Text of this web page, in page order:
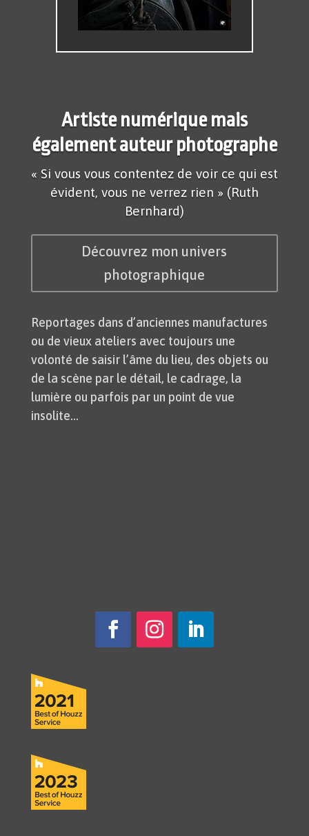
Artiste numérique mais
également auteur photographe
« Si vous vous contentez de voir ce qui est
évident, vous ne verrez rien » (Ruth
Bernhard)
Découvrez mon univers
photographique
Reportages dans d’anciennes manufactures
ou de vieux ateliers avec toujours une
volonté de saisir l’âme du lieu, des objets ou
de la scène par le détail, le cadrage, la
lumière ou parfois par un point de vue
insolite…